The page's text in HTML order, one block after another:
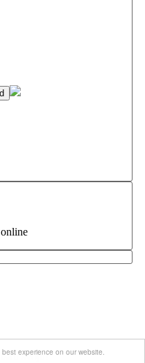
experience on our website.
svoju!